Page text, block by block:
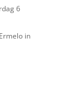
6
in